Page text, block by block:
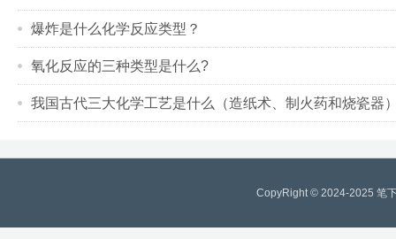
爆炸是什么化学反应类型？
氧化反应的三种类型是什么?
我国古代三大化学工艺是什么（造纸术、制火药和烧瓷器
CopyRight © 2024-2025 笔